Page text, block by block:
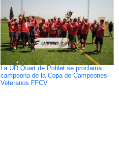
La UD Quart de Poblet se proclama
campeona de la Copa de Campeones
Veteranos FFCV